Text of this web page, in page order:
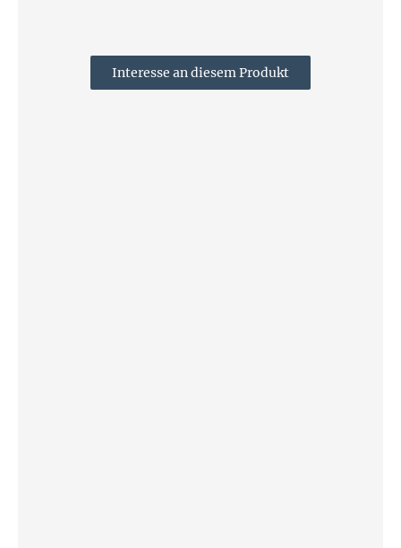
Interesse an diesem Produkt